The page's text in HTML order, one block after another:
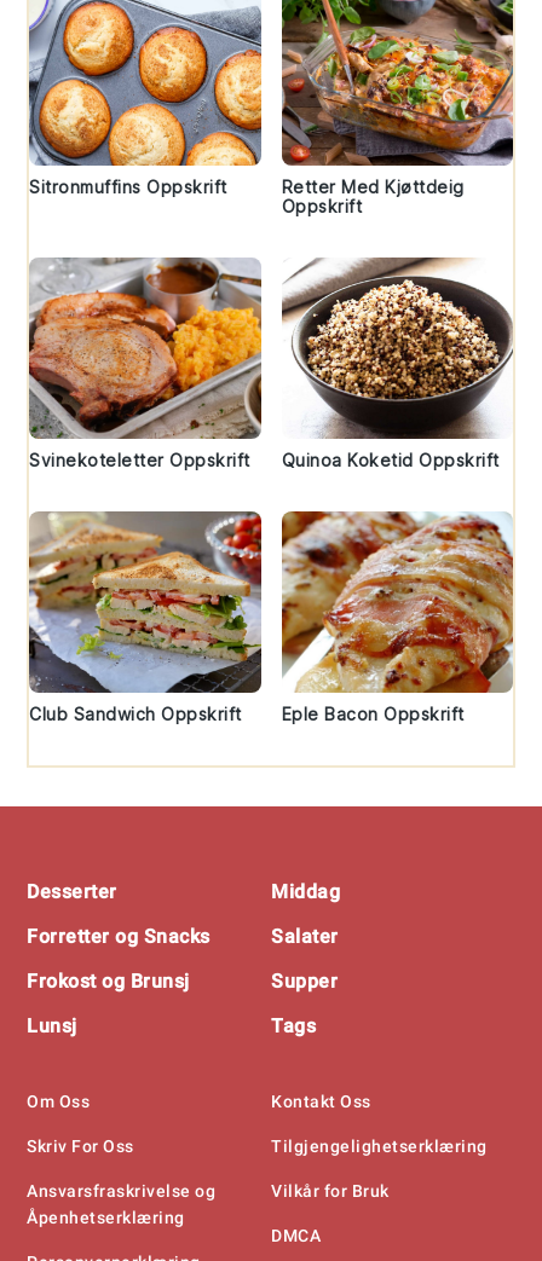
Sitronmuffins Oppskrift
Retter Med Kjøttdeig
Oppskrift
Svinekoteletter Oppskrift Quinoa Koketid Oppskrift
Club Sandwich Oppskrift Eple Bacon Oppskrift
Desserter
Forretter og Snacks
Frokost og Brunsj
Lunsj
Middag
Salater
Supper
Tags
Om Oss
Skriv For Oss
Ansvarsfraskrivelse og
Åpenhetserklæring
Kontakt Oss
Tilgjengelighetserklæring
Vilkår for Bruk
DMCA